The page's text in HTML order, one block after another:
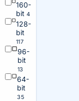
160-
bit 4
128-
bit
117
96-
bit
13
64-
bit
35